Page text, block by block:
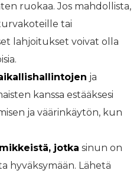
ruokaa. Jos mahdollista,
tai
lahjoitukset voivat olla
ja
kanssa estääksesi
ja väärinkäytön, kun
jotka sinun on
hyväksymään. Lähetä